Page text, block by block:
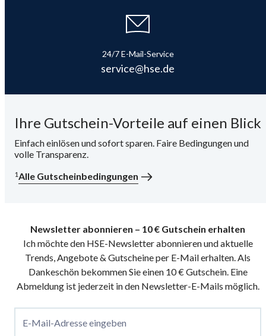
24/7 E-Mail-Service
service@hse.de
Ihre Gutschein-Vorteile auf einen Blick
Einfach einlösen und sofort sparen. Faire Bedingungen und
volle Transparenz.
1Alle Gutscheinbedingungen
Newsletter abonnieren – 10 € Gutschein erhalten
Ich möchte den HSE-Newsletter abonnieren und aktuelle
Trends, Angebote & Gutscheine per E-Mail erhalten. Als
Dankeschön bekommen Sie einen 10 € Gutschein. Eine
Abmeldung ist jederzeit in den Newsletter-E-Mails möglich.
E-Mail-Adresse eingeben